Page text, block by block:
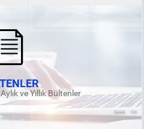
ve Yıllık Bültenler